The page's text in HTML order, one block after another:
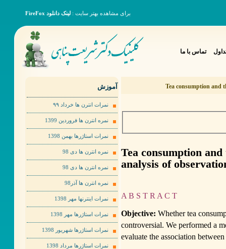
برای مشاهده بهتر سایت : لینک دانلود FireFox
تماس با ما
Tea consumption and
Tea consumption
analysis of
A B S T R A C T
Objective: Whether tea
controversial. We performed a
evaluate the association
آموزش
نمرات انترن ها خرداد ٩٩
نمره انترن ها فروردین 1399
نمرات استاژرها بهمن 1398
نمره انترن ها دی 98
نمره انترن ها دی 98
نمره انترن ها آذر98
نمرات اینترنها مهر 1398
نمرات استاژرها مهر 1398
نمرات استاژرها شهریور 1398
نمرات استاژرها مرداد 1398